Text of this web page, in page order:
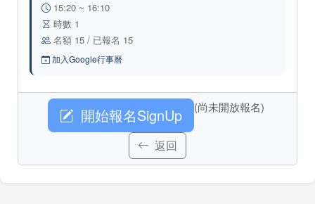
15:20 ~ 16:10
時數 1
名額 15 / 已報名 15
加入Google行事曆
開始報名SignUp (尚未開放報名)
返回